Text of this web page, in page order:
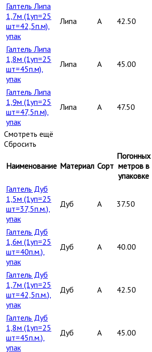
Галтель Липа
1,7м (1уп=25
шт=42,5п.м),
упак
Липа A 42.50
Галтель Липа
1,8м (1уп=25
шт=45п.м),
упак
Липа A 45.00
Галтель Липа
1,9м (1уп=25
шт=47,5п.м),
упак
Липа A 47.50
Смотреть ещё
Сбросить
Наименование Материал Сорт
Погонных
метров в
упаковке
Галтель Дуб
1,5м (1уп=25
шт=37,5п.м.),
упак
Дуб A 37.50
Галтель Дуб
1,6м (1уп=25
шт=40п.м.),
упак
Дуб A 40.00
Галтель Дуб
1,7м (1уп=25
шт=42,5п.м.),
упак
Дуб A 42.50
Галтель Дуб
1,8м (1уп=25
шт=45п.м.),
упак
Дуб A 45.00